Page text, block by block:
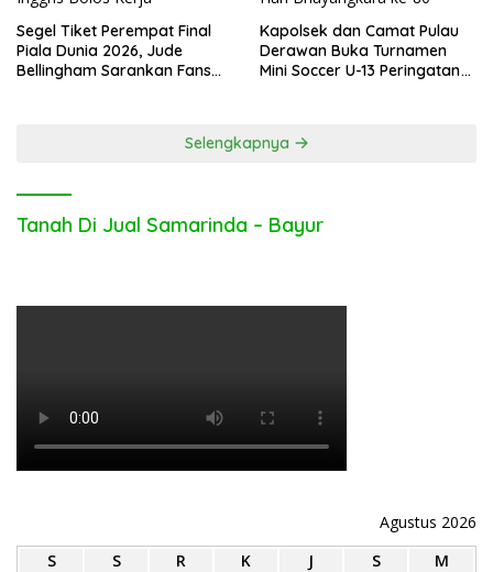
Segel Tiket Perempat Final
Piala Dunia 2026, Jude
Bellingham Sarankan Fans
Kapolsek dan Camat Pulau
Derawan Buka Turnamen
Mini Soccer U-13 Peringatan
Selengkapnya
Tanah Di Jual Samarinda – Bayur
Agustus 2026
S
S R K J S
M